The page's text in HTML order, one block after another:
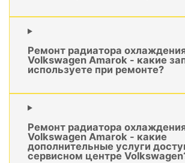
Ремонт радиатора
Volkswagen Amarok - какие
используете при ремонте?
Ремонт радиатора
Volkswagen Amarok - какие
дополнительные услуги
сервисном центре